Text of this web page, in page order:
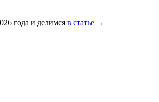
года и делимся в статье →